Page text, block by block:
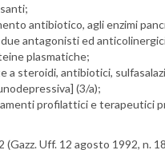
antibiotico, agli enzimi
antagonisti ed
plasmatiche;
steroidi, antibiotici,
(3/a);
profilattici e terapeutici
Uff. 12 agosto 1992, n.